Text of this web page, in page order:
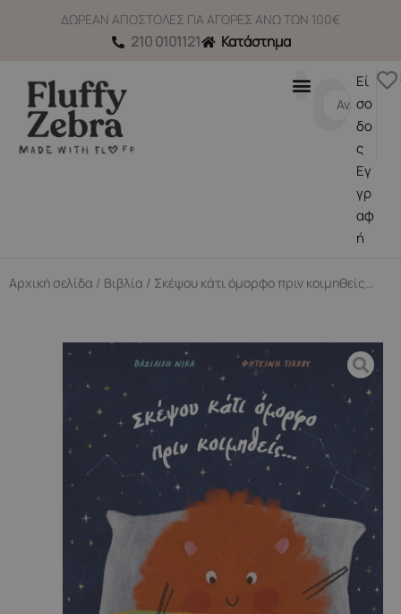
ΔΩΡΕΑΝ ΑΠΟΣΤΟΛΕΣ ΓΙΑ ΑΓΟΡΕΣ ΑΝΩ ΤΩΝ 100€
210 0101121 Κατάστημα
Search
Εί
σο
δο
ς
Εγ
γρ
αφ
ή
Αρχική σελίδα / Βιβλία / Σκέψου κάτι όμορφο πριν κοιμηθείς…